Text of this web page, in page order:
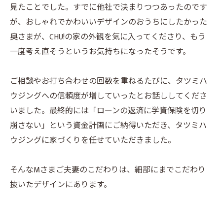
見たことでした。すでに他社で決まりつつあったのです
が、おしゃれでかわいいデザインのおうちにしたかった
奥さまが、CHU!の家の外観を気に入ってくださり、もう
一度考え直そうというお気持ちになったそうです。
ご相談やお打ち合わせの回数を重ねるたびに、タツミハ
ウジングへの信頼度が増していったとお話ししてくださ
いました。最終的には「ローンの返済に学資保険を切り
崩さない」という資金計画にご納得いただき、タツミハ
ウジングに家づくりを任せていただきました。
そんなMさまご夫妻のこだわりは、細部にまでこだわり
抜いたデザインにあります。